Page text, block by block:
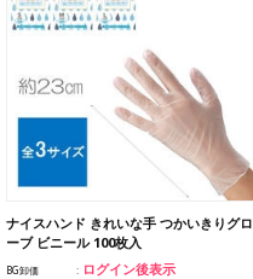
ナイスハンド きれいな手 つかいきりグロ
ーブ ビニール 100枚入
BG卸価 ログイン後表示